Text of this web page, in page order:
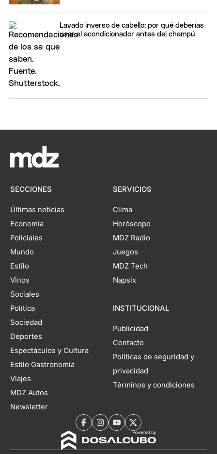
Lavado inverso de cabello: por qué deberías
usar el acondicionador antes del champú
SECCIONES
Últimas noticias
Economía
Policiales
Mundo
Estilo
Vinos
Sociales
Política
Sociedad
Deportes
Espectáculos y Cultura
Estilo Gastronomía
Viajes
MDZ Autos
Newsletter
SERVICIOS
Clima
Horóscopo
MDZ Radio
Juegos
MDZ Tech
Napsix
INSTITUCIONAL
Publicidad
Contacto
Políticas de seguridad y
privacidad
Términos y condiciones